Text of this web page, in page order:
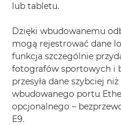
lub tabletu.
Dzięki wbudowanemu
mogą rejestrować dane
funkcja szczególnie
fotografów sportowych i
przesyła dane szybciej
wbudowanego portu
opcjonalnego –
E9.